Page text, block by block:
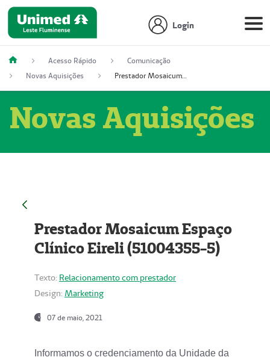
Login
Acesso Rápido
Comunicação
Novas Aquisições
Prestador Mosaicum Espaço Clínico Eireli (51004355-5)
Novas Aquisições
Prestador Mosaicum Espaço
Clínico Eireli (51004355-5)
Texto: Relacionamento com prestador
Design: Marketing
07 de maio, 2021
Informamos o credenciamento da Unidade da